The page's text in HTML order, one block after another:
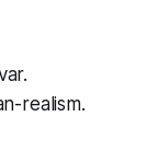
realism.